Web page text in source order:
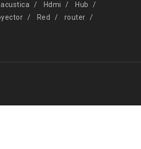
Hdmi
Hub
Red
router